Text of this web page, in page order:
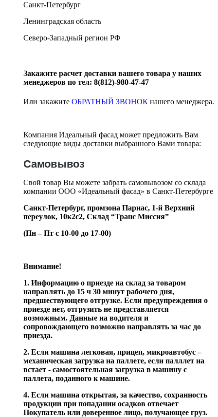
Санкт-Петербург
Ленинградская область
Северо-Западный регион РФ
Закажите расчет доставки вашего товара у наших
менеджеров по тел: 8(812)-980-47-47
Или закажите ОБРАТНЫЙ ЗВОНОК нашего менеджера.
Компания Идеальный фасад может предложить Вам
следующие виды доставки выбранного Вами товара:
Самовывоз
Свой товар Вы можете забрать самовывозом со склада
компании ООО «Идеальный фасад» в Санкт-Петербурге
Санкт-Петербург, промзона Парнас, 1-й Верхний
переулок, 10к2с2, Склад “Транс Миссия”
(Пн – Пт с 10-00 до 17-00)
Внимание!
1. Информацию о приезде на склад за товаром
направлять до 15 ч 30 минут рабочего дня,
предшествующего отгрузке. Если предупреждения о
приезде нет, отгрузить не представляется
возможным. Данные на водителя и
сопровождающего возможно направлять за час до
приезда.
2. Если машина легковая, прицеп, микроавтобус –
механическая загрузка на паллете, если палллет на
встает - самостоятельная загрузка в машину с
паллета, поданного к машине.
4. Если машина открытая, за качество, сохранность
продукции при попадании осадков отвечает
Покупатель или доверенное лицо, получающее груз.